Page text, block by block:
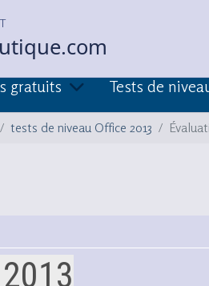
gratuits Tests de
tests de niveau Office 2013